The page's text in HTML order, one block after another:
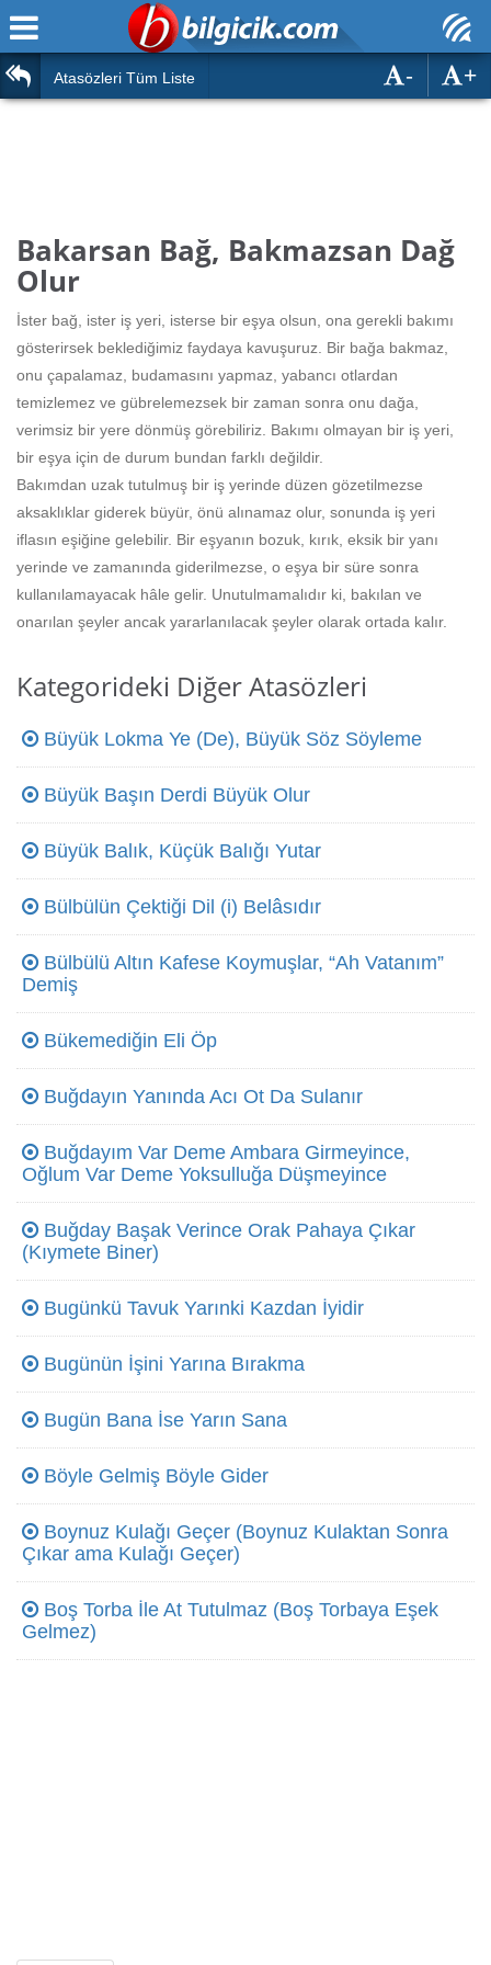
Ana Sayfa
Türk Tarihi & Kültürü
Eğitim
Diğer
Hızlı Okuma Testi
Hesaplamalar
Oyun
Eğitim Haberleri
Atasözleri Tüm Liste +
-
Bakarsan Bağ, Bakmazsan Dağ
Olur
İster bağ, ister iş yeri, isterse bir eşya olsun, ona gerekli bakımı
gösterirsek beklediğimiz faydaya kavuşuruz. Bir bağa bakmaz,
onu çapalamaz, budamasını yapmaz, yabancı otlardan
temizlemez ve gübrelemezsek bir zaman sonra onu dağa,
verimsiz bir yere dönmüş görebiliriz. Bakımı olmayan bir iş yeri,
bir eşya için de durum bundan farklı değildir.
Bakımdan uzak tutulmuş bir iş yerinde düzen gözetilmezse
aksaklıklar giderek büyür, önü alınamaz olur, sonunda iş yeri
iflasın eşiğine gelebilir. Bir eşyanın bozuk, kırık, eksik bir yanı
yerinde ve zamanında giderilmezse, o eşya bir süre sonra
kullanılamayacak hâle gelir. Unutulmamalıdır ki, bakılan ve
onarılan şeyler ancak yararlanılacak şeyler olarak ortada kalır.
Kategorideki Diğer Atasözleri
Büyük Lokma Ye (De), Büyük Söz Söyleme
Büyük Başın Derdi Büyük Olur
Büyük Balık, Küçük Balığı Yutar
Bülbülün Çektiği Dil (i) Belâsıdır
Bülbülü Altın Kafese Koymuşlar, “Ah Vatanım”
Demiş
Bükemediğin Eli Öp
Buğdayın Yanında Acı Ot Da Sulanır
Buğdayım Var Deme Ambara Girmeyince,
Oğlum Var Deme Yoksulluğa Düşmeyince
Buğday Başak Verince Orak Pahaya Çıkar
(Kıymete Biner)
Bugünkü Tavuk Yarınki Kazdan İyidir
Bugünün İşini Yarına Bırakma
Bugün Bana İse Yarın Sana
Böyle Gelmiş Böyle Gider
Boynuz Kulağı Geçer (Boynuz Kulaktan Sonra
Çıkar ama Kulağı Geçer)
Boş Torba İle At Tutulmaz (Boş Torbaya Eşek
Gelmez)